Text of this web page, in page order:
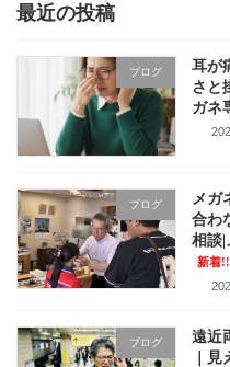
最近の投稿
ブログ
耳が
さと
ガネ
ブログ
メガ
合わ
相談
新着!!
ブログ
遠近
｜